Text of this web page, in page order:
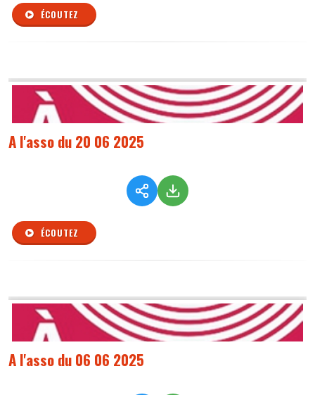
ÉCOUTEZ
A l'asso du 20 06 2025
ÉCOUTEZ
A l'asso du 06 06 2025